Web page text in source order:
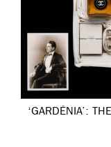
‘GARDÉNIA’: